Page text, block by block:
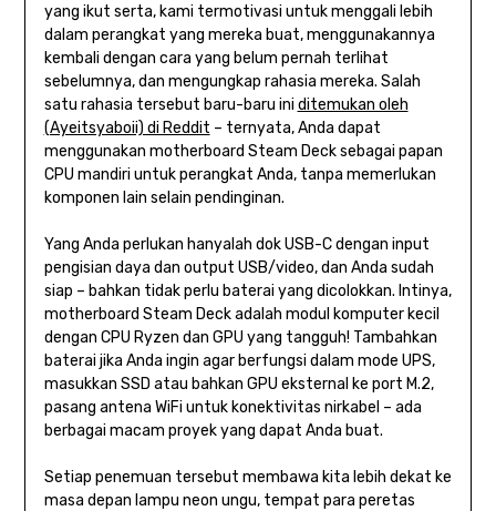
yang ikut serta, kami termotivasi untuk menggali lebih
dalam perangkat yang mereka buat, menggunakannya
kembali dengan cara yang belum pernah terlihat
sebelumnya, dan mengungkap rahasia mereka. Salah
satu rahasia tersebut baru-baru ini ditemukan oleh
(Ayeitsyaboii) di Reddit – ternyata, Anda dapat
menggunakan motherboard Steam Deck sebagai papan
CPU mandiri untuk perangkat Anda, tanpa memerlukan
komponen lain selain pendinginan.
Yang Anda perlukan hanyalah dok USB-C dengan input
pengisian daya dan output USB/video, dan Anda sudah
siap – bahkan tidak perlu baterai yang dicolokkan. Intinya,
motherboard Steam Deck adalah modul komputer kecil
dengan CPU Ryzen dan GPU yang tangguh! Tambahkan
baterai jika Anda ingin agar berfungsi dalam mode UPS,
masukkan SSD atau bahkan GPU eksternal ke port M.2,
pasang antena WiFi untuk konektivitas nirkabel – ada
berbagai macam proyek yang dapat Anda buat.
Setiap penemuan tersebut membawa kita lebih dekat ke
masa depan lampu neon ungu, tempat para peretas